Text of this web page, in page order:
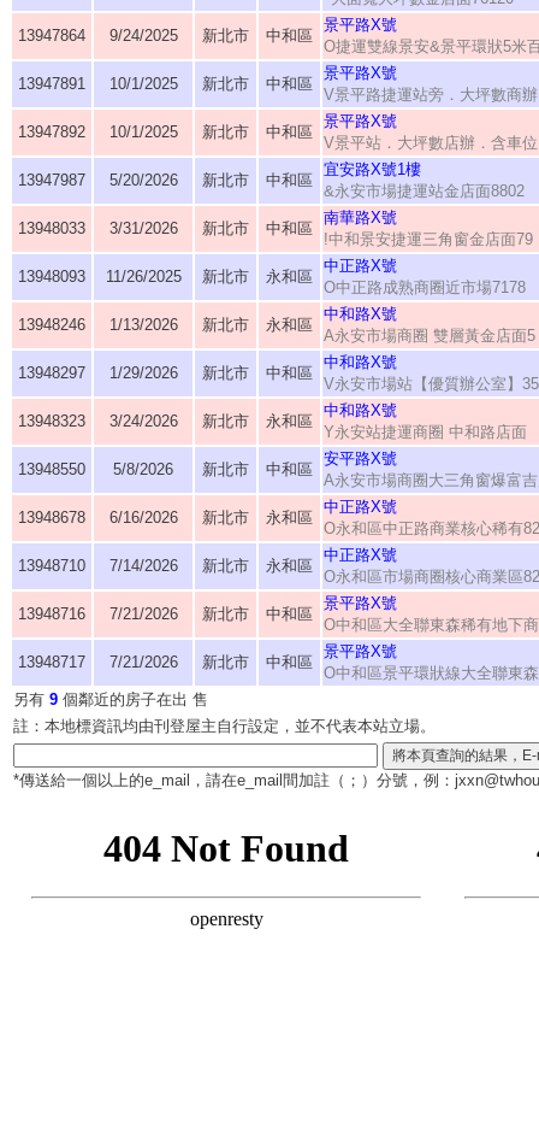
13947864 9/24/2025 新北市 中和區
景平路X號
O捷運雙線景安&景平環狀5米
13947891 10/1/2025 新北市 中和區
景平路X號
V景平路捷運站旁．大坪數商
13947892 10/1/2025 新北市 中和區
景平路X號
V景平站．大坪數店辦．含車
13947987 5/20/2026 新北市 中和區
宜安路X號1樓
&永安市場捷運站金店面8802
13948033 3/31/2026 新北市 中和區
南華路X號
!中和景安捷運三角窗金店面79
13948093 11/26/2025 新北市 永和區
中正路X號
O中正路成熟商圈近市場7178
13948246 1/13/2026 新北市 永和區
中和路X號
A永安市場商圈 雙層黃金店面5
13948297 1/29/2026 新北市 中和區
中和路X號
V永安市場站【優質辦公室】35
13948323 3/24/2026 新北市 永和區
中和路X號
Y永安站捷運商圈 中和路店面
13948550 5/8/2026 新北市 中和區
安平路X號
A永安市場商圈大三角窗爆富
13948678 6/16/2026 新北市 永和區
中正路X號
O永和區中正路商業核心稀有82
13948710 7/14/2026 新北市 永和區
中正路X號
O永和區市場商圈核心商業區82
13948716 7/21/2026 新北市 中和區
景平路X號
O中和區大全聯東森稀有地下
13948717 7/21/2026 新北市 中和區
景平路X號
O中和區景平環狀線大全聯東
另有 9 個鄰近的房子在出 售
註：本地標資訊均由刊登屋主自行設定，並不代表本站立場。
*傳送給一個以上的e_mail，請在e_mail間加註（ ； ）分號，例：